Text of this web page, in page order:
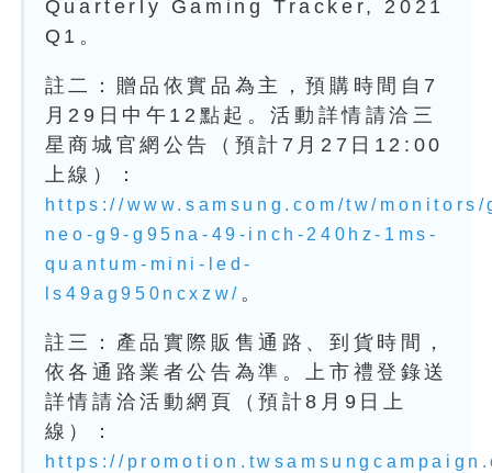
Quarterly Gaming Tracker, 2021
Q1。
註二：贈品依實品為主，預購時間自7
月29日中午12點起。活動詳情請洽三
星商城官網公告（預計7月27日12:00
上線）：
https://www.samsung.com/tw/
neo-g9-g95na-49-inch-240hz-1ms-
quantum-mini-led-
ls49ag950ncxzw/ 。
註三：產品實際販售通路、到貨時間，
依各通路業者公告為準。上市禮登錄送
詳情請洽活動網頁（預計8月9日上
線）：
https://